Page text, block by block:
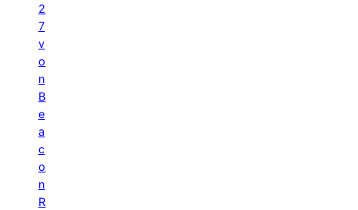
2
7
v
o
n
B
e
a
c
o
n
R